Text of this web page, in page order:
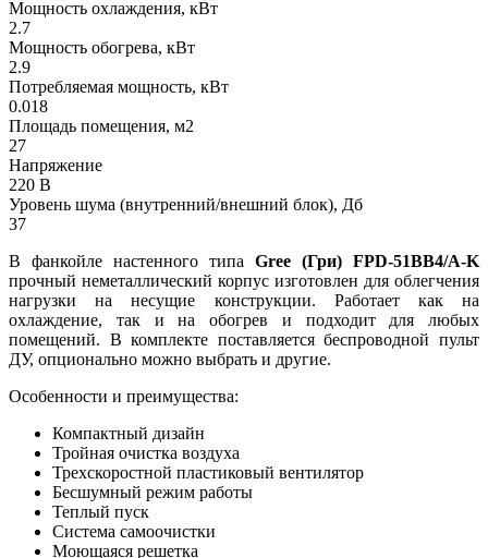
Мощность охлаждения, кВт
2.7
Мощность обогрева, кВт
2.9
Потребляемая мощность, кВт
0.018
Площадь помещения, м2
27
Напряжение
220 В
Уровень шума (внутренний/внешний блок), Дб
37
В фанкойле настенного типа Gree (Гри) FPD-51BB4/A-K
прочный неметаллический корпус изготовлен для облегчения
нагрузки на несущие конструкции. Работает как на
охлаждение, так и на обогрев и подходит для любых
помещений. В комплекте поставляется беспроводной пульт
ДУ, опционально можно выбрать и другие.
Особенности и преимущества:
Компактный дизайн
Тройная очистка воздуха
Трехскоростной пластиковый вентилятор
Бесшумный режим работы
Теплый пуск
Система самоочистки
Моющаяся решетка